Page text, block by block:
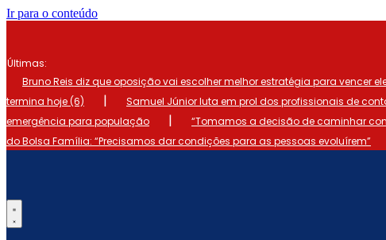
Ir para o conteúdo
Últimas:
Bruno Reis diz que oposição vai escolher melhor estratégia para vencer
termina hoje (6)
| Samuel Júnior luta em prol dos profissionais de
emergência para população
| “Tomamos a decisão de caminhar
do Bolsa Família: “Precisamos dar condições para as pessoas evoluírem”